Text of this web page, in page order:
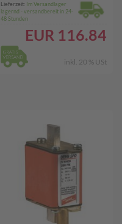
Lieferzeit: Im Versandlager
lagernd - versandbereit in 24-
48 Stunden
EUR 116.84
inkl. 20 % USt